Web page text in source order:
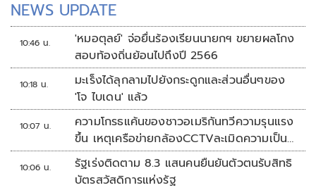
NEWS UPDATE
10:46 น.
'หมอตุลย์' จ่อยื่นร้องเรียนนายกฯ ขยายผลโกง
สอบท้องถิ่นย้อนไปถึงปี 2566
10:18 น.
มะเร็งได้ลุกลามไปยังกระดูกและส่วนอื่นๆของ
'โจ ไบเดน' แล้ว
10:07 น.
ความโกรธแค้นของชาวอเมริกันทวีความรุนแรง
ขึ้น เหตุเครือข่ายกล้องCCTVละเมิดความเป็น
ส่วนตัว
10:06 น.
รัฐเร่งติดตาม 8.3 แสนคนยืนยันตัวตนรับสิทธิ
บัตรสวัสดิการแห่งรัฐ